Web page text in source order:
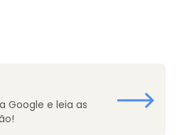
Google e leia as